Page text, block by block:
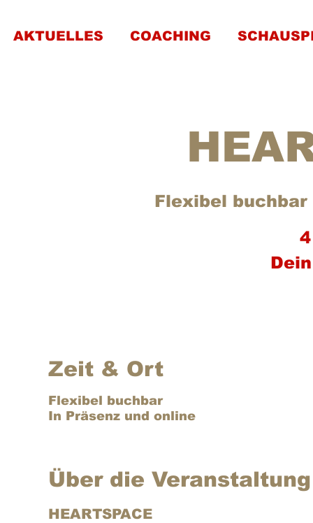
AKTUELLES COACHING
Flexibel buchbar
Zeit & Ort
Flexibel buchbar
In Präsenz und online
Über die Veranstaltung
HEARTSPACE